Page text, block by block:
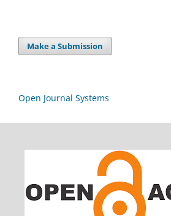
Make a Submission
Open Journal Systems